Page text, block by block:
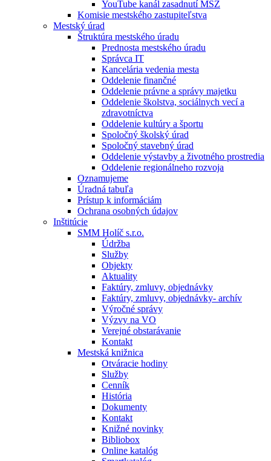
YouTube kanál zasadnutí MSZ
Komisie mestského zastupiteľstva
Mestský úrad
Štruktúra mestského úradu
Prednosta mestského úradu
Správca IT
Kancelária vedenia mesta
Oddelenie finančné
Oddelenie právne a správy majetku
Oddelenie školstva, sociálnych vecí a
zdravotníctva
Oddelenie kultúry a športu
Spoločný školský úrad
Spoločný stavebný úrad
Oddelenie výstavby a životného prostredia
Oddelenie regionálneho rozvoja
Oznamujeme
Úradná tabuľa
Prístup k informáciám
Ochrana osobných údajov
Inštitúcie
SMM Holíč s.r.o.
Údržba
Služby
Objekty
Aktuality
Faktúry, zmluvy, objednávky
Faktúry, zmluvy, objednávky- archív
Výročné správy
Výzvy na VO
Verejné obstarávanie
Kontakt
Mestská knižnica
Otváracie hodiny
Služby
Cenník
História
Dokumenty
Kontakt
Knižné novinky
Bibliobox
Online katalóg